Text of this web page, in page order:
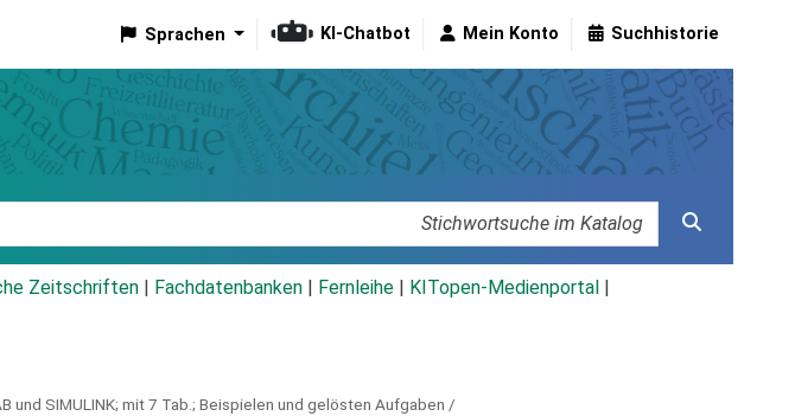
Sprachen KI-Chatbot Mein Konto Suchhistorie
Zeitschriften Fachdatenbanken Fernleihe KITopen-Medienportal
und SIMULINK; mit 7 Tab.; Beispielen und gelösten Aufgaben /